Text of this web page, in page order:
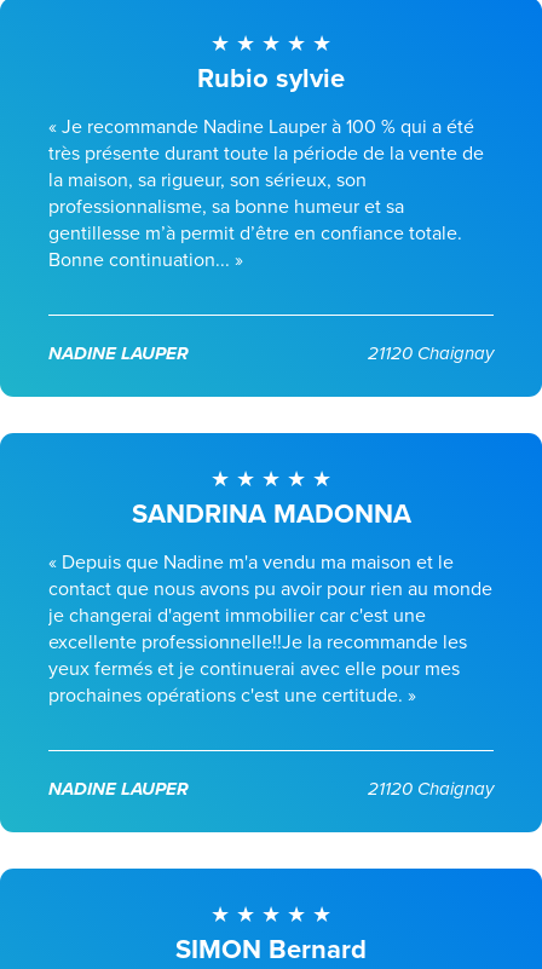
Rubio sylvie
« Je recommande Nadine Lauper à 100 % qui a été
très présente durant toute la période de la vente de
la maison, sa rigueur, son sérieux, son
professionnalisme, sa bonne humeur et sa
gentillesse m’à permit d’être en confiance totale.
Bonne continuation... »
NADINE LAUPER 21120 Chaignay
SANDRINA MADONNA
« Depuis que Nadine m'a vendu ma maison et le
contact que nous avons pu avoir pour rien au monde
je changerai d'agent immobilier car c'est une
excellente professionnelle!!Je la recommande les
yeux fermés et je continuerai avec elle pour mes
prochaines opérations c'est une certitude. »
NADINE LAUPER 21120 Chaignay
SIMON Bernard